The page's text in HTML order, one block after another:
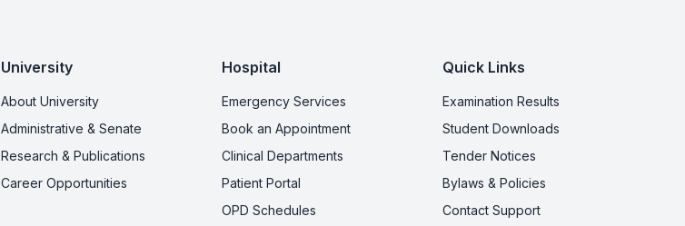
University
About University
Administrative & Senate
Research & Publications
Career Opportunities
Hospital
Emergency Services
Book an Appointment
Clinical Departments
Patient Portal
OPD Schedules
Quick Links
Examination Results
Student Downloads
Tender Notices
Bylaws & Policies
Contact Support